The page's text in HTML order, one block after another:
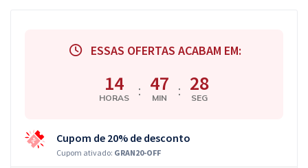
ESSAS OFERTAS ACABAM EM:
14
HORAS : 47
MIN : 28
SEG
Cupom de 20% de desconto
Cupom ativado: GRAN20-OFF